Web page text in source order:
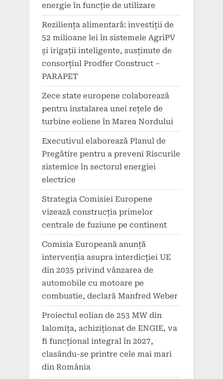
energie în funcție de utilizare
Reziliența alimentară: investiții de
52 milioane lei în sistemele AgriPV
și irigații inteligente, susținute de
consorțiul Prodfer Construct –
PARAPET
Zece state europene colaborează
pentru instalarea unei rețele de
turbine eoliene în Marea Nordului
Executivul elaborează Planul de
Pregătire pentru a preveni Riscurile
sistemice în sectorul energiei
electrice
Strategia Comisiei Europene
vizează construcția primelor
centrale de fuziune pe continent
Comisia Europeană anunță
intervenția asupra interdicției UE
din 2035 privind vânzarea de
automobile cu motoare pe
combustie, declară Manfred Weber
Proiectul eolian de 253 MW din
Ialomița, achiziționat de ENGIE, va
fi funcțional integral în 2027,
clasându-se printre cele mai mari
din România